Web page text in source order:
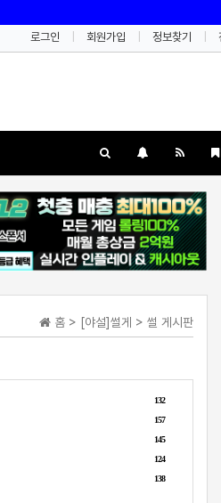
로그인 회원가입 정보찾기
홈 > [야설]썰게 > 썰 게시판
132
157
145
124
138